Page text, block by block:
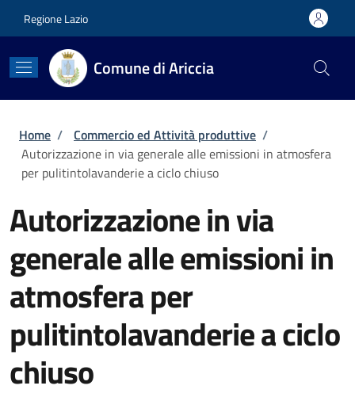
Regione Lazio
Comune di Ariccia
Briciole di pane
Home / Commercio ed Attività produttive /
Autorizzazione in via generale alle emissioni in atmosfera
per pulitintolavanderie a ciclo chiuso
Autorizzazione in via
generale alle emissioni in
atmosfera per
pulitintolavanderie a ciclo
chiuso